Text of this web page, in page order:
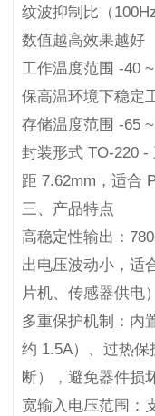
纹波抑制比（
数值越高效果越好
工作温度范围 -40
保高温环境下稳定
存储温度范围 -65
封装形式 TO-220 -
距 7.62mm，适合
三、产品特点
高稳定性输出：
出电压波动小，适
片机、传感器供电
多重保护机制：内
约 1.5A）、过热
断），避免器件损
宽输入电压范围：